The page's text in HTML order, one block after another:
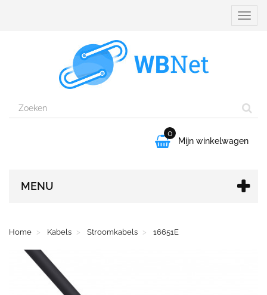

0
Mijn winkelwagen
MENU
Home Kabels Stroomkabels 16651E